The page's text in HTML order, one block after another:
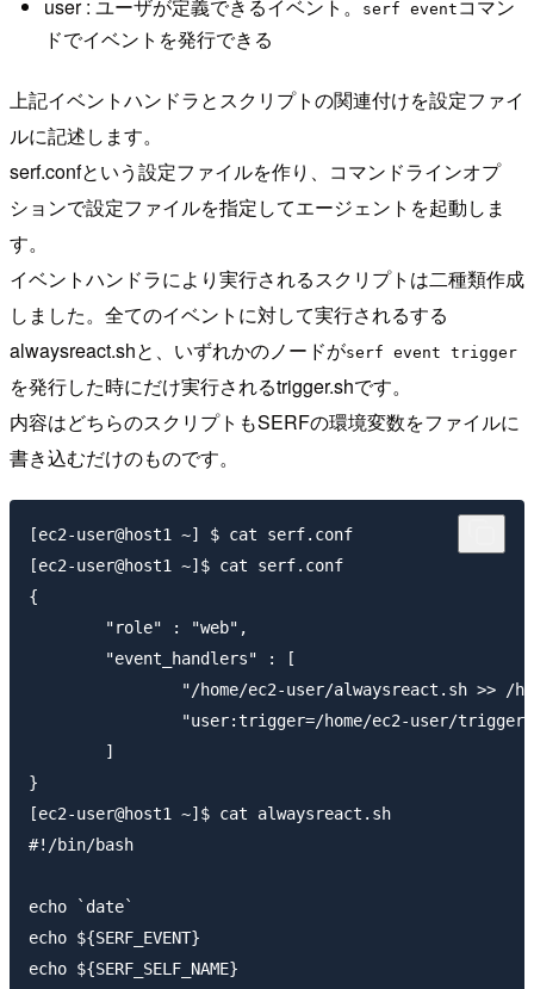
user : ユーザが定義できるイベント。
serf event コマン
ドでイベントを発行できる
上記イベントハンドラとスクリプトの関連付けを設定ファイ
ルに記述します。
serf.confという設定ファイルを作り、コマンドラインオプ
ションで設定ファイルを指定してエージェントを起動しま
す。
イベントハンドラにより実行されるスクリプトは二種類作成
しました。全てのイベントに対して実行されるする
alwaysreact.shと、いずれかのノードがserf event trigger
を発行した時にだけ実行されるtrigger.shです。
内容はどちらのスクリプトもSERFの環境変数をファイルに
書き込むだけのものです。
[ec2-user@host1 ~] $ cat serf.conf
[ec2-user@host1 ~]$ cat serf.conf
{
}
[ec2-user@host1 ~]$ cat alwaysreact.sh
#!/bin/bash
echo `date`
echo ${SERF_EVENT}
echo ${SERF_SELF_NAME}